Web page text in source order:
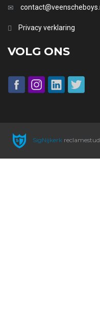
Privacy verklaring
VOLG ONS
SigNijkerk